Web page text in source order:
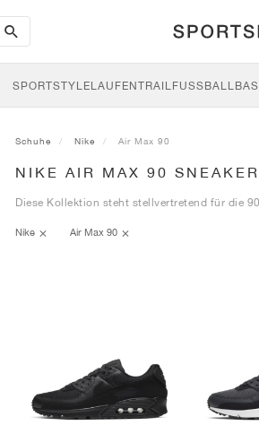
search-
btn
SPORTSTYLELAUFENTRAILFUSSBALL
Schuhe Nike Air Max 90
NIKE AIR MAX 90 SNEAKER
Diese Kollektion steht stellvertretend für die
Nike Air Max 90